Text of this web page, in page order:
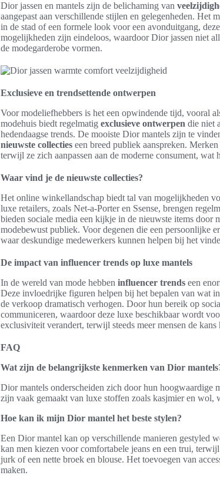
Dior jassen en mantels zijn de belichaming van
aangepast aan verschillende stijlen en gelegenheden. Het
in de stad of een formele look voor een avonduitgang, deze
mogelijkheden zijn eindeloos, waardoor Dior jassen niet
de modegarderobe vormen.
Exclusieve en trendsettende ontwerpen
Voor modeliefhebbers is het een opwindende tijd, vooral
modehuis biedt regelmatig exclusieve ontwerpen die niet
hedendaagse trends. De mooiste Dior mantels zijn te
nieuwste collecties een breed publiek aanspreken.
terwijl ze zich aanpassen aan de moderne consument,
Waar vind je de nieuwste collecties?
Het online winkellandschap biedt tal van mogelijkheden
luxe retailers, zoals Net-a-Porter en Ssense, brengen
bieden sociale media een kijkje in de nieuwste items
modebewust publiek. Voor degenen die een persoonlijke
waar deskundige medewerkers kunnen helpen bij het
De impact van influencer trends op luxe mantels
In de wereld van mode hebben influencer trends een
Deze invloedrijke figuren helpen bij het bepalen van wat
de verkoop dramatisch verhogen. Door hun bereik op
communiceren, waardoor deze luxe beschikbaar wordt
exclusiviteit verandert, terwijl steeds meer mensen de
FAQ
Wat zijn de belangrijkste kenmerken van Dior
Dior mantels onderscheiden zich door hun hoogwaardige
zijn vaak gemaakt van luxe stoffen zoals kasjmier en wol,
Hoe kan ik mijn Dior mantel het beste stylen?
Een Dior mantel kan op verschillende manieren gestyled
kan men kiezen voor comfortabele jeans en een trui,
jurk of een nette broek en blouse. Het toevoegen van
maken.